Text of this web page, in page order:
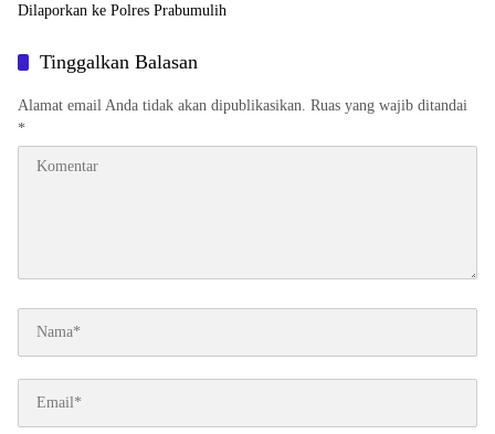
Dilaporkan ke Polres Prabumulih
Tinggalkan Balasan
Alamat email Anda tidak akan dipublikasikan. Ruas yang wajib ditandai
*